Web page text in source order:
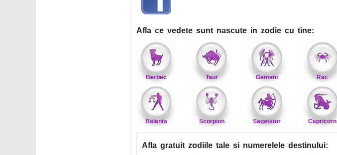
Afla ce vedete sunt nascute in zodie cu tine:
Berbec Taur Gemeni Rac
Balanta Scorpion Sagetator Capricorn
Afla gratuit zodiile tale si numerelele destinului: